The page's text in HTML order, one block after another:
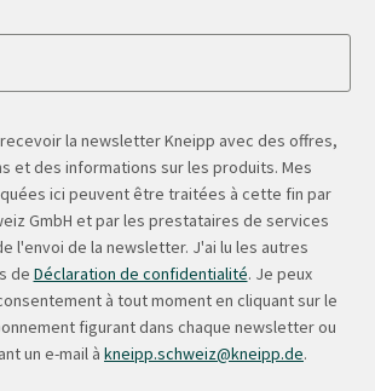
la newsletter Kneipp avec des offres,
et des informations sur les produits. Mes
ici peuvent être traitées à cette fin par
GmbH et par les prestataires de services
l'envoi de la newsletter. J'ai lu les autres
de Déclaration de confidentialité. Je peux
à tout moment en cliquant sur le
figurant dans chaque newsletter ou
un e-mail à kneipp.schweiz@kneipp.de.